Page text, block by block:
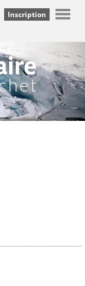
Inscription